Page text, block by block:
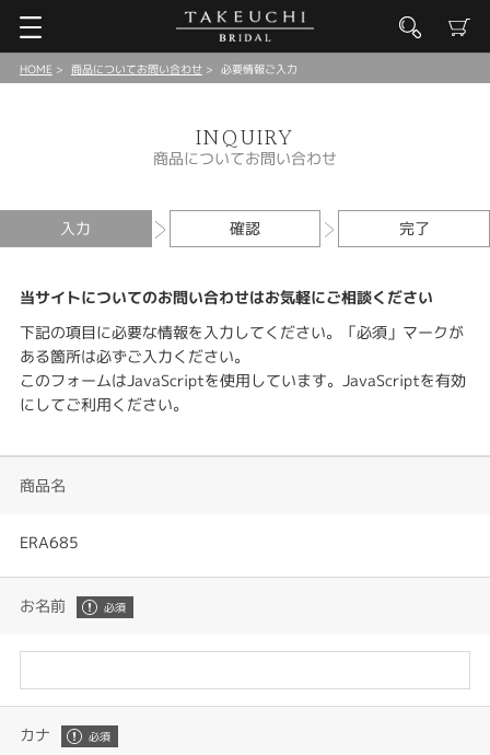
HOME 商品についてお問い合わせ 必要情報ご入力
INQUIRY
商品についてお問い合わせ
入力 確認 完了
当サイトについてのお問い合わせはお気軽にご相談ください
下記の項目に必要な情報を入力してください。「必須」マークが
ある箇所は必ずご入力ください。
このフォームはJavaScriptを使用しています。JavaScriptを有効
にしてご利用ください。
商品名
ERA685
お名前
カナ